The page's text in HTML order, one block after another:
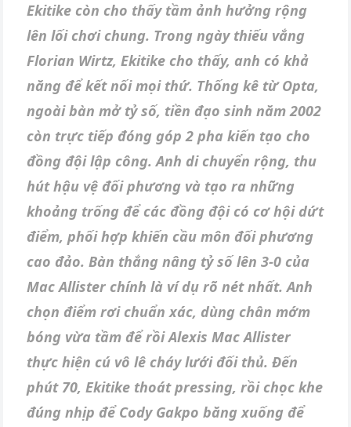
Ekitike còn cho thấy tầm ảnh hưởng rộng
lên lối chơi chung. Trong ngày thiếu vắng
Florian Wirtz, Ekitike cho thấy, anh có khả
năng để kết nối mọi thứ. Thống kê từ Opta,
ngoài bàn mở tỷ số, tiền đạo sinh năm 2002
còn trực tiếp đóng góp 2 pha kiến tạo cho
đồng đội lập công. Anh di chuyển rộng, thu
hút hậu vệ đối phương và tạo ra những
khoảng trống để các đồng đội có cơ hội dứt
điểm, phối hợp khiến cầu môn đối phương
cao đảo. Bàn thắng nâng tỷ số lên 3-0 của
Mac Allister chính là ví dụ rõ nét nhất. Anh
chọn điểm rơi chuẩn xác, dùng chân mớm
bóng vừa tầm để rồi Alexis Mac Allister
thực hiện cú vô lê cháy lưới đối thủ. Đến
phút 70, Ekitike thoát pressing, rồi chọc khe
đúng nhịp để Cody Gakpo băng xuống để